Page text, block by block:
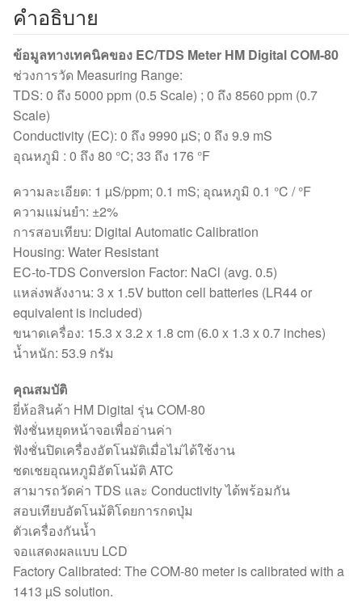
คำอธิบาย
ข้อมูลทางเทคนิคของ EC/TDS Meter HM Digital COM-80
ช่วงการวัด Measuring Range:
TDS: 0 ถึง 5000 ppm (0.5 Scale) ; 0 ถึง 8560 ppm (0.7
Scale)
Conductivity (EC): 0 ถึง 9990 µS; 0 ถึง 9.9 mS
อุณหภูมิ : 0 ถึง 80 °C; 33 ถึง 176 °F
ความละเอียด: 1 µS/ppm; 0.1 mS; อุณหภูมิ 0.1 °C / °F
ความแม่นยำ: ±2%
การสอบเทียบ: Digital Automatic Calibration
Housing: Water Resistant
EC-to-TDS Conversion Factor: NaCl (avg. 0.5)
แหล่งพลังงาน: 3 x 1.5V button cell batteries (LR44 or
equivalent is included)
ขนาดเครื่อง: 15.3 x 3.2 x 1.8 cm (6.0 x 1.3 x 0.7 inches)
น้ำหนัก: 53.9 กรัม
คุณสมบัติ
ยี่ห้อสินค้า HM Digital รุ่น COM-80
ฟังชั่นหยุดหน้าจอเพื่ออ่านค่า
ฟังชั่นปิดเครื่องอัตโนมัติเมื่อไม่ได้ใช้งาน
ชดเชยอุณหภูมิอัตโนม้ติ ATC
สามารถวัดค่า TDS และ Conductivity ได้พร้อมกัน
สอบเทียบอัตโนม้ติโดยการกดปุ่ม
ตัวเครื่องกันน้ำ
จอแสดงผลแบบ LCD
Factory Calibrated: The COM-80 meter is calibrated with a
1413 µS solution.